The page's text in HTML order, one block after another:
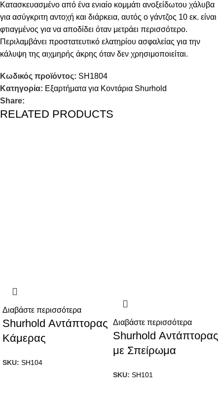
Κατασκευασμένο από ένα ενιαίο κομμάτι ανοξείδωτου χάλυβα
για ασύγκριτη αντοχή και διάρκεια, αυτός ο γάντζος 10 εκ. είναι
φτιαγμένος για να αποδίδει όταν μετράει περισσότερο.
Περιλαμβάνει προστατευτικό ελατηρίου ασφαλείας για την
κάλυψη της αιχμηρής άκρης όταν δεν χρησιμοποιείται.
Κωδικός προϊόντος: SH1804
Κατηγορία: Εξαρτήματα για Κοντάρια Shurhold
Share:
RELATED PRODUCTS
Διαβάστε περισσότερα
Shurhold Αντάπτορας
Κάμερας
SKU: SH104
Διαβάστε περισσότερα
Shurhold Αντάπτορας
με Σπείρωμα
SKU: SH101